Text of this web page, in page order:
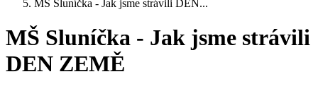
MŠ Sluníčka - Jak jsme strávili DEN...
MŠ Sluníčka - Jak jsme strávili
DEN ZEMĚ